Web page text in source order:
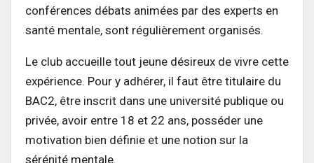
conférences débats animées par des experts en
santé mentale, sont régulièrement organisés.
Le club accueille tout jeune désireux de vivre cette
expérience. Pour y adhérer, il faut être titulaire du
BAC2, être inscrit dans une université publique ou
privée, avoir entre 18 et 22 ans, posséder une
motivation bien définie et une notion sur la
sérénité mentale.